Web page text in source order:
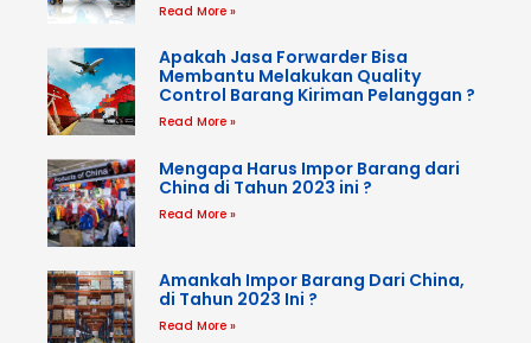
Read More »
Apakah Jasa Forwarder Bisa
Membantu Melakukan Quality
Control Barang Kiriman Pelanggan ?
Read More »
Mengapa Harus Impor Barang dari
China di Tahun 2023 ini ?
Read More »
Amankah Impor Barang Dari China,
di Tahun 2023 Ini ?
Read More »